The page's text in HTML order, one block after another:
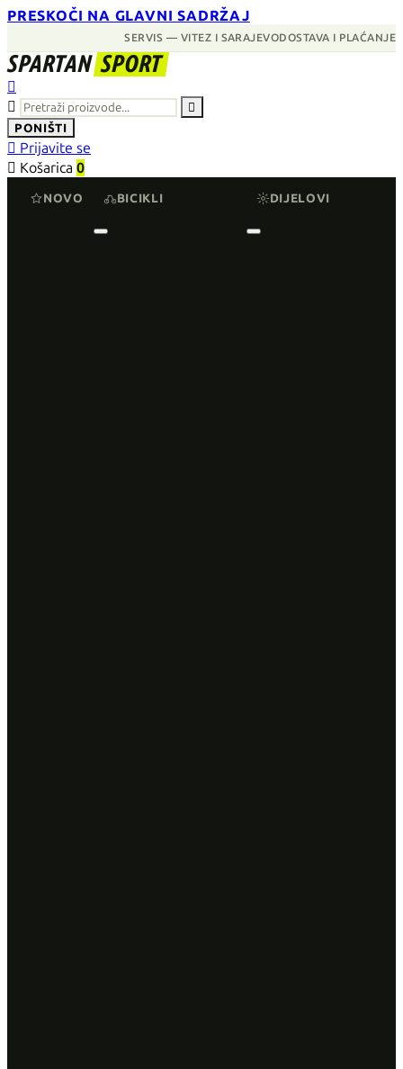
PRESKOČI NA GLAVNI SADRŽAJ
SERVIS — VITEZ I SARAJEVODOSTAVA I PLAĆANJE
SPARTAN SPORT



PONIŠTI
 Prijavite se
 Košarica 0
NOVO BICIKLI DIJELOVI